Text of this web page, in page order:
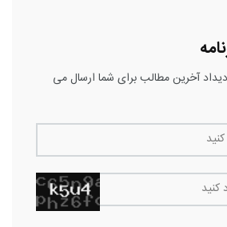
آخرین مطالب برای شما ارسال می
کنید